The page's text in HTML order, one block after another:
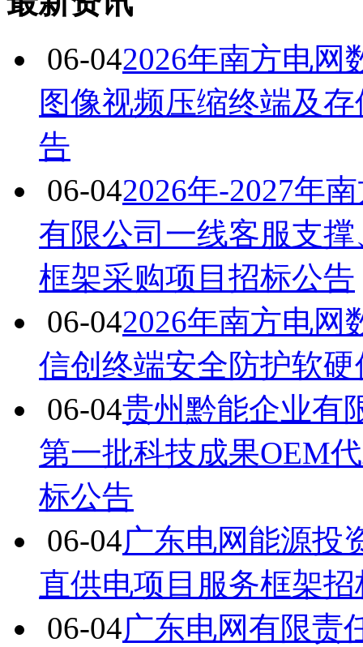
06-042026年南方电网
图像视频压缩终端及
告
06-042026年-2027年
有限公司一线客服支
框架采购项目招标公告
06-042026年南方电网
信创终端安全防护软
06-04贵州黔能企业有
第一批科技成果OEM
标公告
06-04广东电网能源投
直供电项目服务框架
06-04广东电网有限责